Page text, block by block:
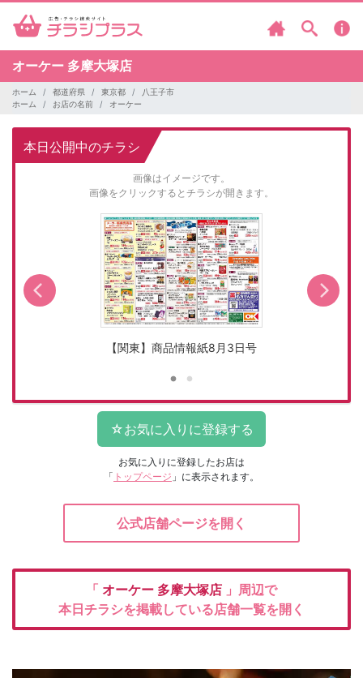
オーケー 多摩大塚店
ホーム 都道府県 東京都
八王子市
ホーム
お店の名前 オーケー
本日公開中のチラシ
画像はイメージです。
画像をクリックするとチラシが開きます。
【関東】商品情報紙8月3日号
お気に入りに登録したお店は
「 トップページ 」に表示されます。
公式店舗ページを開く
「 オーケー 多摩大塚店 」周辺で
本日チラシを掲載している店舗一覧を開く